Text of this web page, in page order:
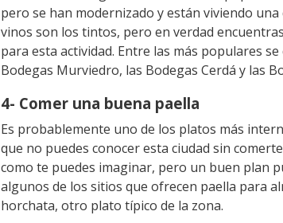
pero se han modernizado y están viviendo
vinos son los tintos, pero en verdad
para esta actividad. Entre las más populares
Bodegas Murviedro, las Bodegas Cerdá y las
4- Comer una buena paella
Es probablemente uno de los platos más
que no puedes conocer esta ciudad sin
como te puedes imaginar, pero un buen plan
algunos de los sitios que ofrecen paella para
horchata, otro plato típico de la zona.